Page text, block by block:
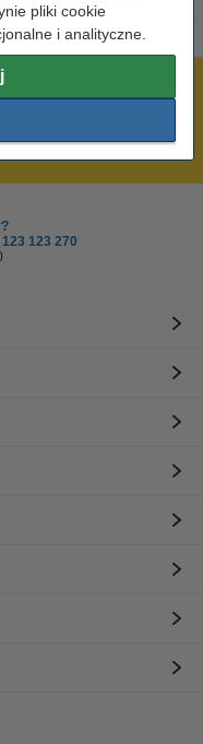
pliki cookie
i analityczne.
123 270